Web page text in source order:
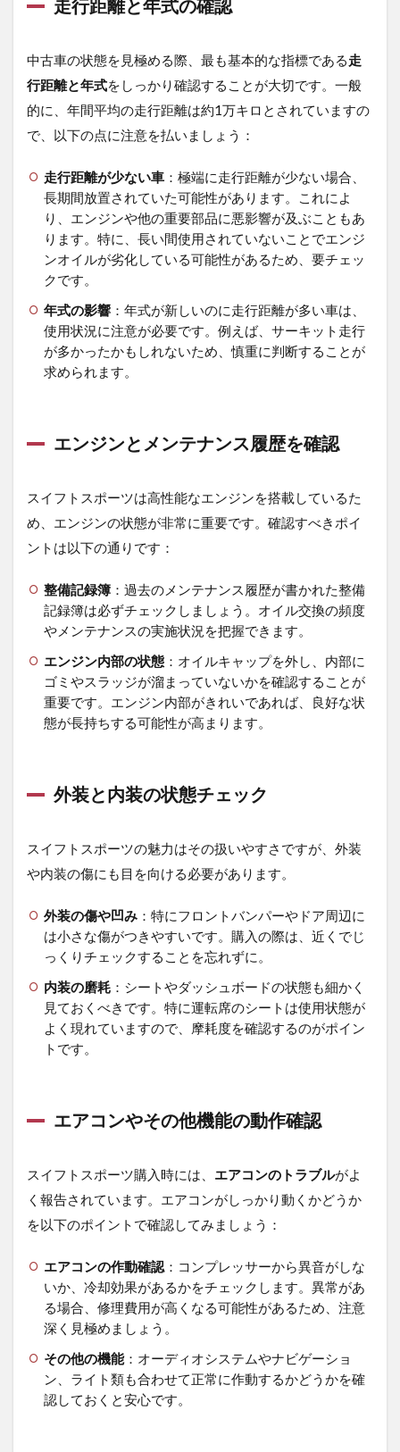
障
ラ
ブ
ル
修
理
用
の
実
態
3.1
一般
的な
故障
トラ
ブル
3.2
イン
4.
内
外装
や不
具合
をし
っか
りチ
ェッ
ク
4.1
確認
内装
の不
具合
逃さ
ない
4.3
に触
れて
判断
する
お
得
に
購
す
た
め
の
イ
ミ
ン
走行距離と年式の確認
中古車の状態を見極める際、最も基本的な指標である走
行距離と年式をしっかり確認することが大切です。一般
的に、年間平均の走行距離は約1万キロとされていますの
で、以下の点に注意を払いましょう：
走行距離が少ない車：極端に走行距離が少ない場合、
長期間放置されていた可能性があります。これによ
り、エンジンや他の重要部品に悪影響が及ぶこともあ
ります。特に、長い間使用されていないことでエンジ
ンオイルが劣化している可能性があるため、要チェッ
クです。
年式の影響：年式が新しいのに走行距離が多い車は、
使用状況に注意が必要です。例えば、サーキット走行
が多かったかもしれないため、慎重に判断することが
求められます。
エンジンとメンテナンス履歴を確認
スイフトスポーツは高性能なエンジンを搭載しているた
め、エンジンの状態が非常に重要です。確認すべきポイ
ントは以下の通りです：
整備記録簿：過去のメンテナンス履歴が書かれた整備
記録簿は必ずチェックしましょう。オイル交換の頻度
やメンテナンスの実施状況を把握できます。
エンジン内部の状態：オイルキャップを外し、内部に
ゴミやスラッジが溜まっていないかを確認することが
重要です。エンジン内部がきれいであれば、良好な状
態が長持ちする可能性が高まります。
外装と内装の状態チェック
スイフトスポーツの魅力はその扱いやすさですが、外装
や内装の傷にも目を向ける必要があります。
外装の傷や凹み：特にフロントバンパーやドア周辺に
は小さな傷がつきやすいです。購入の際は、近くでじ
っくりチェックすることを忘れずに。
内装の磨耗：シートやダッシュボードの状態も細かく
見ておくべきです。特に運転席のシートは使用状態が
よく現れていますので、摩耗度を確認するのがポイン
トです。
エアコンやその他機能の動作確認
スイフトスポーツ購入時には、 エアコンのトラブルがよ
く報告されています。エアコンがしっかり動くかどうか
を以下のポイントで確認してみましょう：
エアコンの作動確認：コンプレッサーから異音がしな
いか、冷却効果があるかをチェックします。異常があ
る場合、修理費用が高くなる可能性があるため、注意
深く見極めましょう。
その他の機能：オーディオシステムやナビゲーショ
ン、ライト類も合わせて正常に作動するかどうかを確
認しておくと安心です。